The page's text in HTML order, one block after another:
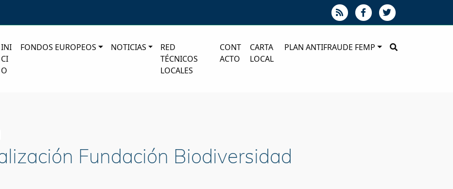
INI
CI
O
FONDOS EUROPEOS NOTICIAS
RED
TÉCNICOS
LOCALES
CONT
ACTO
CARTA
LOCAL
PLAN ANTIFRAUDE FEMP
Fundación Biodiversidad